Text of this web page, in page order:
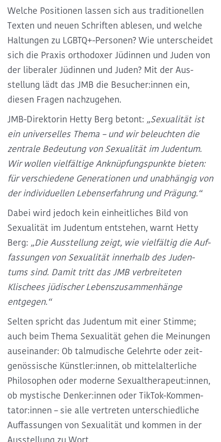
Welche Positionen lassen sich aus traditio­nellen
Texten und neuen Schriften ablesen, und welche
Haltungen zu LGBTQ+-Personen? Wie unter­scheidet
sich die Praxis ortho­doxer Jüdinnen und Juden von
der liberaler Jüdinnen und Juden? Mit der Aus­
stellung lädt das JMB die Besucher:innen ein,
diesen Fragen nach­zugehen.
JMB-Direktorin Hetty Berg betont: „Sexua­­lität ist
ein universelles Thema – und wir be­leuchten die
zentrale Bedeutung von Sex­ua­lität im Juden­tum.
Wir wollen vielfältige Anknüpf­ungs­punkte bieten:
für verschiedene Gene­rationen und unabhängig von
der indi­viduellen Lebens­erfahrung und Prägung.“
Dabei wird jedoch kein ein­heitliches Bild von
Sexua­lität im Juden­tum entstehen, warnt Hetty
Berg: „Die Aus­stellung zeigt, wie vielfältig die Auf­
fassungen von Sex­ua­lität innerhalb des Juden­
tums sind. Damit tritt das JMB verbreiteten
Klischees jüdischer Lebens­zusammenhänge
entgegen.“
Selten spricht das Juden­tum mit einer Stimme;
auch beim Thema Sex­ua­lität gehen die Mei­nungen
auseinander: Ob talmudische Gelehrte oder zeit­
genössische Künstler:innen, ob mittel­alterliche
Philosophen oder moderne Sexual­therapeut:innen,
ob mystische Denker:innen oder TikTok-Kommen­
tator:innen – sie alle vertreten unter­schiedliche
Auf­fassungen von Sexua­lität und kommen in der